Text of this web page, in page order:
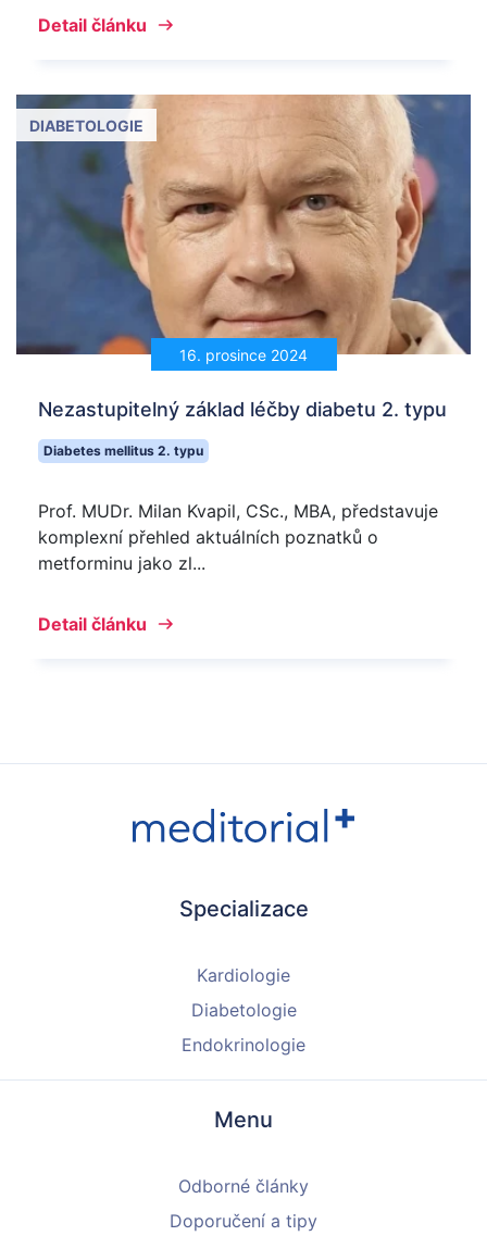
Detail článku
16. prosince 2024
DIABETOLOGIE
Nezastupitelný základ léčby diabetu 2. typu
Diabetes mellitus 2. typu
Prof. MUDr. Milan Kvapil, CSc., MBA, představuje
komplexní přehled aktuálních poznatků o
metforminu jako zl...
Detail článku
Specializace
Kardiologie
Diabetologie
Endokrinologie
Menu
Odborné články
Doporučení a tipy